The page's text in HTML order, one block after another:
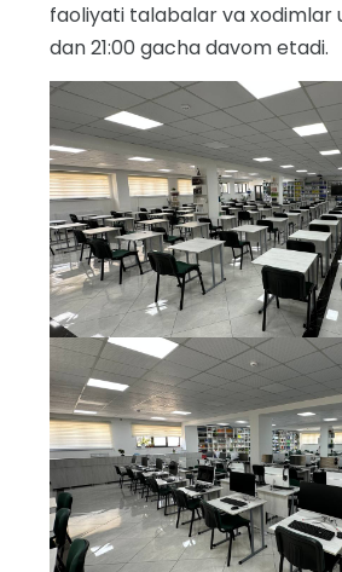
faoliyati talabalar va xodimlar
dan 21:00 gacha davom etadi.